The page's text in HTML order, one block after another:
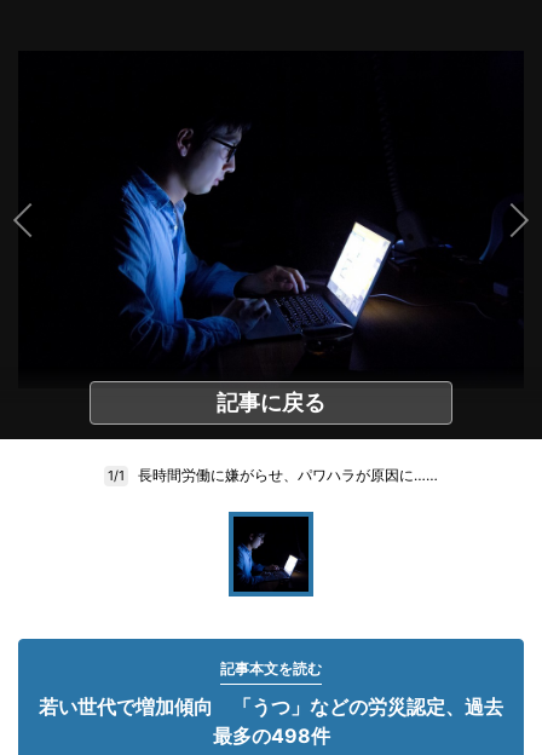
記事に戻る
1/1 長時間労働に嫌がらせ、パワハラが原因に……
記事本文を読む
若い世代で増加傾向 「うつ」などの労災認定、過去
最多の498件